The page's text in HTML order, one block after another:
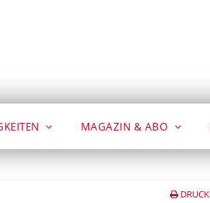
MAGAZIN & ABO